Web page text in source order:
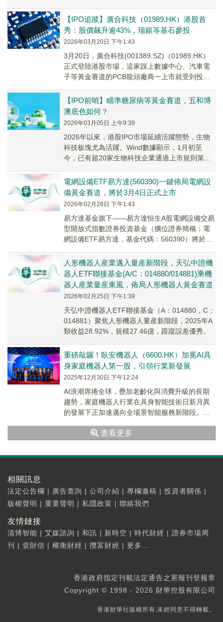
【IPO追蹤】廣合科技（01989.HK）港股首
秀：股價飆升逾43%，瑞銀等基石參投
2026年03月20日 下午1:43
3月20日，廣合科技(001389.SZ)（01989.HK）
正式登陸港股市場，這家踩上數據中心、汽車電
子等黃金賽道的PCB龍頭廠商一上市就受到投資
【IPO前哨】瞄準糖尿病等黃金賽道，五和博
澳底色如何？
2026年03月05日 上午9:39
2026年以來，港股IPO市場延續活躍態勢，生物
科技板塊尤為活躍。Wind數據顯示，1月初至
今，已有超20家生物科技企業通過上市規則第
電網設備ETF易方達(560390)一鍵佈局電網設
備黃金賽道，將於3月4日正式上市
2026年02月28日 下午1:43
易方達基金旗下——易方達恒生A股電網設備交易
型開放式指數證券投資基金（擴位證券簡稱：電
網設備ETF易方達，基金代碼：560390）將於
易。
人形機器人産業邁入量産新階段，天弘中證機
器人ETF聯接基金(A/C：014880/014881)乘機
器人産業量産東風，佈局人形機器人黃金賽道
2026年02月25日 下午1:39
天弘中證機器人ETF聯接基金（A：014880，C：
014881）聚焦人形機器人量産新階段，2025年A
類收益28.92%，規模27.46億，跟蹤誤差優秀。
重磅敲鑼！臥安機器人（6600.HK）加冕AI具
身家庭機器人第一股，引領行業新發展
2025年12月30日 下午12:24
AI浪潮席捲全球，疊加老齡化與消費升級的長期
趨勢，家庭機器人行業在具身智能技術日新月異
的發展下正加速邁向全場景智能服務新階段。技
一條黃金賽道。查看更多
相關訊息
法定公告欄 | 廣告查詢 | 公司介紹 | 專欄邀稿 | 投資者關係 |
版權聲明 | 重要聲明 | 私隱政策 | 聯絡我們
友情鏈接
清博智能 | 艾媒諮詢 | 和訊 | 新時空 | 時代財經 | 證券市場周
刊
| 壹財信 | 權衡財經 | 攬富財經 | 更多...
香港政府指定刊載法定通告之憲報刊登報章
Copyright © 1998 - 2026 財華控股有限公司
香港財華社版權所有,未經同意不得轉載。